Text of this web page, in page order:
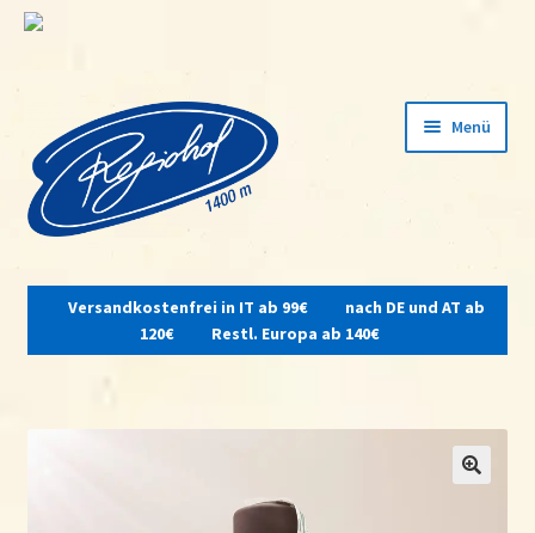
Navigation
springen
Inhalt
springen
Menü
öffnen
Versandkostenfrei in IT ab 99€
nach DE und AT ab
120€
Restl. Europa ab 140€